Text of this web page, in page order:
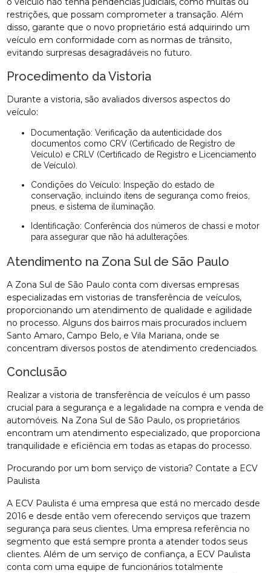
restrições, que possam comprometer a transação. Além
disso, garante que o novo proprietário está adquirindo um
veículo em conformidade com as normas de trânsito,
evitando surpresas desagradáveis no futuro.
Procedimento da Vistoria
Durante a vistoria, são avaliados diversos aspectos do
veículo:
Documentação: Verificação da autenticidade dos
documentos como CRV (Certificado de Registro de
Veículo) e CRLV (Certificado de Registro e Licenciamento
de Veículo).
Condições do Veículo: Inspeção do estado de
conservação, incluindo itens de segurança como freios,
pneus, e sistema de iluminação.
para assegurar que não há adulterações.
Atendimento na Zona Sul de São Paulo
A Zona Sul de São Paulo conta com diversas empresas
especializadas em vistorias de transferência de veículos,
proporcionando um atendimento de qualidade e agilidade
no processo. Alguns dos bairros mais procurados incluem
Santo Amaro, Campo Belo, e Vila Mariana, onde se
concentram diversos postos de atendimento credenciados.
Conclusão
Realizar a vistoria de transferência de veículos é um passo
crucial para a segurança e a legalidade na compra e venda de
automóveis. Na Zona Sul de São Paulo, os proprietários
encontram um atendimento especializado, que proporciona
tranquilidade e eficiência em todas as etapas do processo.
Procurando por um bom serviço de vistoria? Contate a ECV
Paulista
A ECV Paulista é uma empresa que está no mercado desde
2016 e desde então vem oferecendo serviços que trazem
segurança para seus clientes. Uma empresa referência no
segmento que está sempre pronta a atender todos seus
clientes. Além de um serviço de confiança, a ECV Paulista
conta com uma equipe de funcionários totalmente